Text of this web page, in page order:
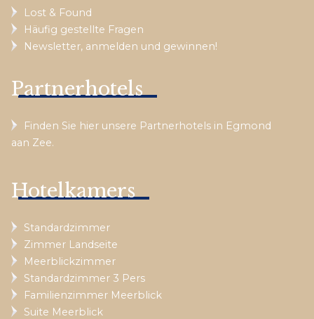
Lost & Found
Häufig gestellte Fragen
Newsletter, anmelden und gewinnen!
Partnerhotels
Finden Sie hier unsere Partnerhotels in Egmond
aan Zee.
Hotelkamers
Standardzimmer
Zimmer Landseite
Meerblickzimmer
Standardzimmer 3 Pers
Familienzimmer Meerblick
Suite Meerblick